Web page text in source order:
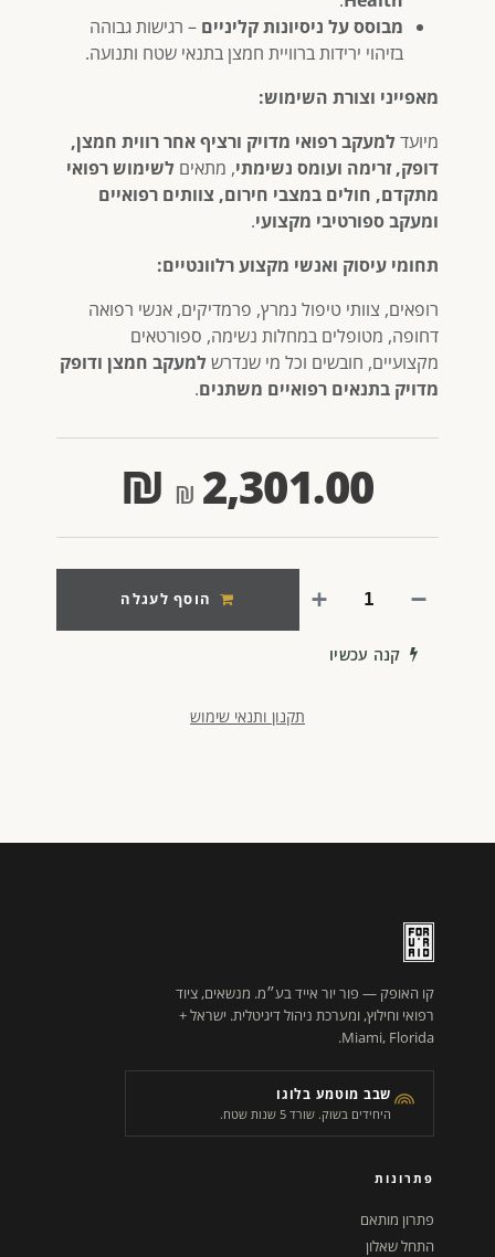
מבוסס על ניסיונות קליניים – רגישות גבוהה
בזיהוי ירידות ברוויית חמצן בתנאי שטח ותנועה.
מאפייני וצורת השימוש:
מיועד למעקב רפואי מדויק ורציף אחר רווית חמצן,
דופק, זרימה ועומס נשימתי, מתאים לשימוש רפואי
מתקדם, חולים במצבי חירום, צוותים רפואיים
ומעקב ספורטיבי מקצועי.
תחומי עיסוק ואנשי מקצוע רלוונטיים:
רופאים, צוותי טיפול נמרץ, פרמדיקים, אנשי רפואה
דחופה, מטופלים במחלות נשימה, ספורטאים
מקצועיים, חובשים וכל מי שנדרש למעקב חמצן ודופק
מדויק בתנאים רפואיים משתנים.
2,301.00
₪
הוסף לעגלה
קנה עכשיו
תקנון ותנאי שימוש
קו האופק — פור יור אייד בע״מ. מנשאים, ציוד
רפואי וחילוץ, ומערכת ניהול דיגיטלית. ישראל +
Miami, Florida.
שבב מוטמע בלוגו
היחידים בשוק. שורד 5 שנות שטח.
פתרונות
פתרון מותאם
התחל שאלון